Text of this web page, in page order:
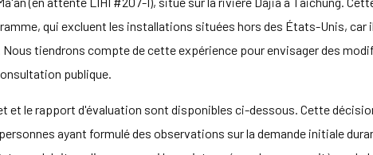
qui excluent les installations situées hors des États-Unis,
Nous tiendrons compte de cette expérience pour envisager des
publique.
et le rapport d'évaluation sont disponibles ci-dessous. Cette
ayant formulé des observations sur la demande initiale